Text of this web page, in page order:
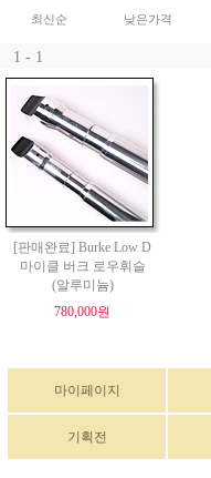
최신순 낮은가격
1 - 1
[판매완료] Burke Low D
마이클 버크 로우휘슬
(알루미늄)
780,000원
마이페이지
기획전